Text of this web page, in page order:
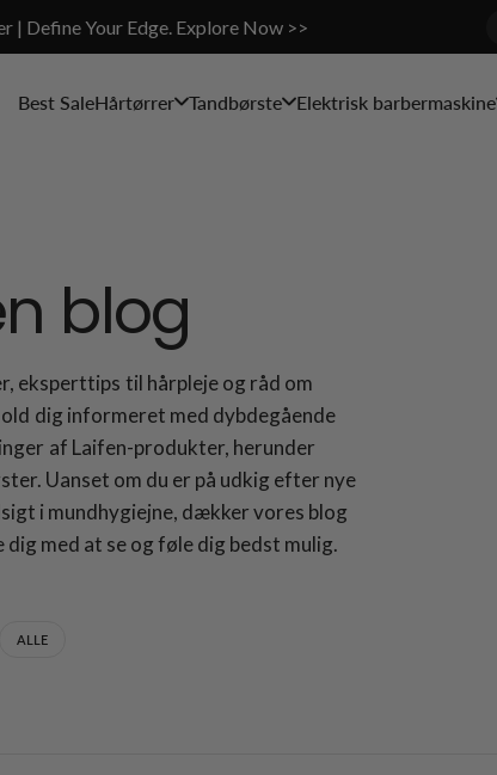
| Define Your Edge. Explore Now >>
Best SaleHårtørrer Tandbørste Elektrisk barbermaskine
blog
eksperttips til hårpleje og råd om
dig informeret med dybdegående
af Laifen-produkter, herunder
Uanset om du er på udkig efter nye
i mundhygiejne, dækker vores blog
med at se og føle dig bedst mulig.
ALLE